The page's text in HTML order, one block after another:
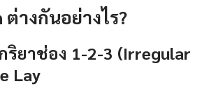
ต่างกันอย่างไร?
ริยาช่อง 1-2-3 (Irregular
Lay